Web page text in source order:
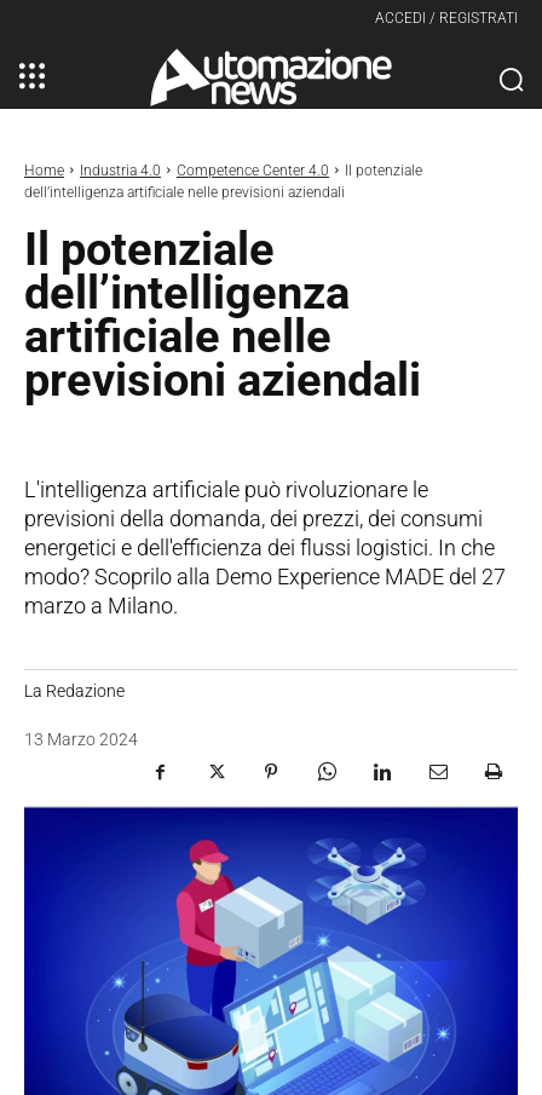
ACCEDI / REGISTRATI
Home Industria 4.0 Competence Center 4.0
Il potenziale
dell’intelligenza artificiale nelle previsioni aziendali
Il potenziale
dell’intelligenza
artificiale nelle
previsioni aziendali
L'intelligenza artificiale può rivoluzionare le
previsioni della domanda, dei prezzi, dei consumi
energetici e dell'efficienza dei flussi logistici. In che
modo? Scoprilo alla Demo Experience MADE del 27
marzo a Milano.
La Redazione
13 Marzo 2024